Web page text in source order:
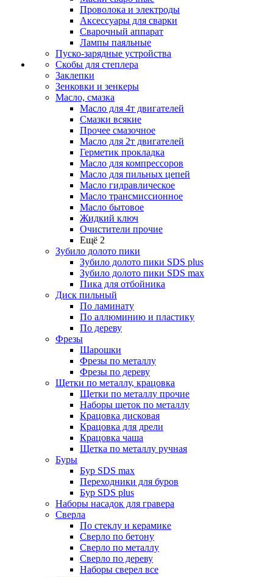
Проволока и электроды
Аксессуары для сварки
Сварочный аппарат
Лампы паяльные
Пуско-зарядные устройства
Скобы для степлера
Заклепки
Зенковки и зенкеры
Масло, смазка
Масло для 4т двигателей
Смазки всякие
Прочее смазочное
Масло для 2т двигателей
Герметик прокладка
Масло для компрессоров
Масло для пильных цепей
Масло гидравлическое
Масло трансмиссионное
Масло бытовое
Жидкий ключ
Очистители прочие
Ещё 2
Зубило долото пики
Зубило долото пики SDS plus
Зубило долото пики SDS max
Пика для отбойника
Диск пильный
По ламинату
По аллюминию и пластику
По дереву
Фрезы
Шарошки
Фрезы по металлу
Фрезы по дереву
Щетки по металлу, крацовка
Щетки по металлу прочие
Наборы щеток по металлу
Крацовка дисковая
Крацовка для дрели
Крацовка чаша
Щетка по металлу ручная
Буры
Бур SDS max
Переходники для буров
Бур SDS plus
Наборы насадок для гравера
Сверла
По стеклу и керамике
Сверло по бетону
Сверло по металлу
Сверло по дереву
Наборы сверел все